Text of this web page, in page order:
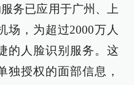
务已应用于广州、上
场，为超过2000万人
的人脸识别服务。这
独授权的面部信息，